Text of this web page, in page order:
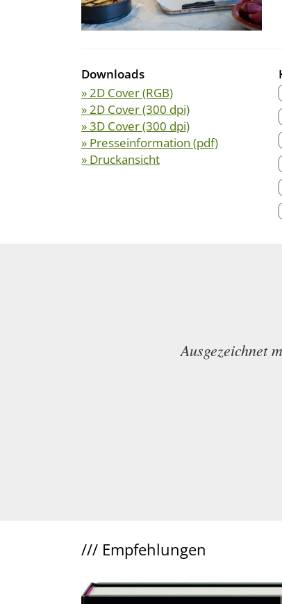
Downloads
» 2D Cover (RGB)
» 2D Cover (300 dpi)
» 3D Cover (300 dpi)
» Presseinformation (pdf)
» Druckansicht
Ausgezeichnet
/// Empfehlungen